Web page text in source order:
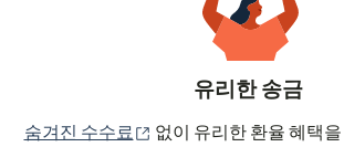
유리한 송금
숨겨진 수수료 (새 창에서 열림)
없이 유리한 환율 혜택